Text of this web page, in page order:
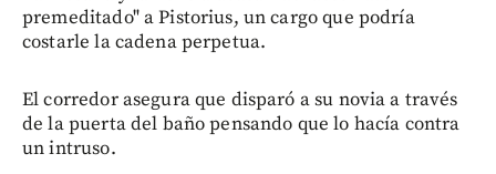
premeditado" a Pistorius, un cargo que podría
costarle la cadena perpetua.
El corredor asegura que disparó a su novia a través
de la puerta del baño pensando que lo hacía contra
un intruso.